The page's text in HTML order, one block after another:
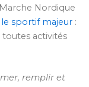
Nordique
sportif majeur:
activités
remplir et